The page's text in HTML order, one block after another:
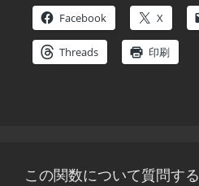
Facebook X
Threads 印刷
この関数について質問する